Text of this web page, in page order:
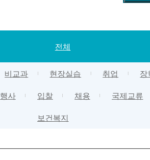
전체
비교과 현장실습 취업 장
행사 입찰 채용 국제교류
보건복지